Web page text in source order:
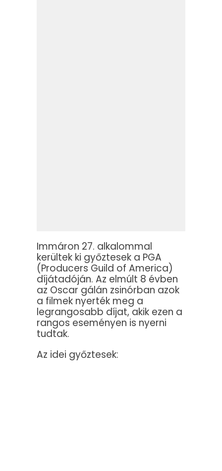
Immáron 27. alkalommal
kerültek ki győztesek a PGA
(Producers Guild of America)
díjátadóján. Az elmúlt 8 évben
az Oscar gálán zsinórban azok
a filmek nyerték meg a
legrangosabb díjat, akik ezen a
rangos eseményen is nyerni
tudtak.
Az idei győztesek: